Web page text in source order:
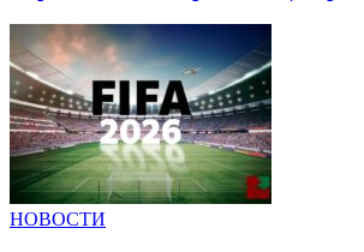
НОВОСТИ